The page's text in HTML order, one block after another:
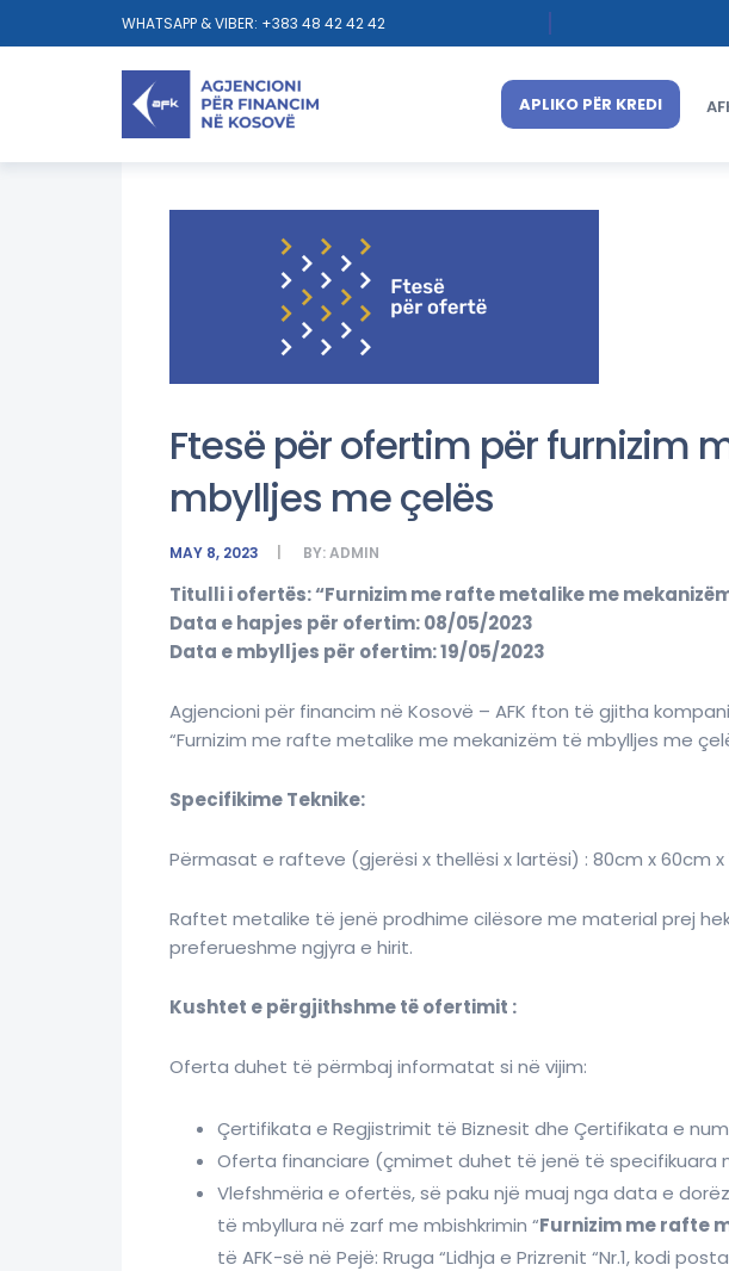
WHATSAPP & VIBER: +383 48 42 42 42
APLIKO PËR KREDI
Ftesë për ofertim për furnizim
mbylljes me çelës
MAY 8, 2023 BY:ADMIN
Titulli i ofertës: “Furnizim me rafte metalike me
Data e hapjes për ofertim: 08/05/2023
Data e mbylljes për ofertim: 19/05/2023
Agjencioni për financim në Kosovë – AFK fton të gjitha
“Furnizim me rafte metalike me mekanizëm të mbylljes me
Specifikime Teknike:
Përmasat e rafteve (gjerësi x thellësi x lartësi) : 80cm x 60cm x
Raftet metalike të jenë prodhime cilësore me material prej
preferueshme ngjyra e hirit.
Kushtet e përgjithshme të ofertimit :
Oferta duhet të përmbaj informatat si në vijim:
Çertifikata e Regjistrimit të Biznesit dhe Çertifikata e
Oferta financiare (çmimet duhet të jenë të specifikuara
Vlefshmëria e ofertës, së paku një muaj nga data e
të mbyllura në zarf me mbishkrimin “Furnizim me rafte
të AFK-së në Pejë: Rruga “Lidhja e Prizrenit “Nr.1, kodi